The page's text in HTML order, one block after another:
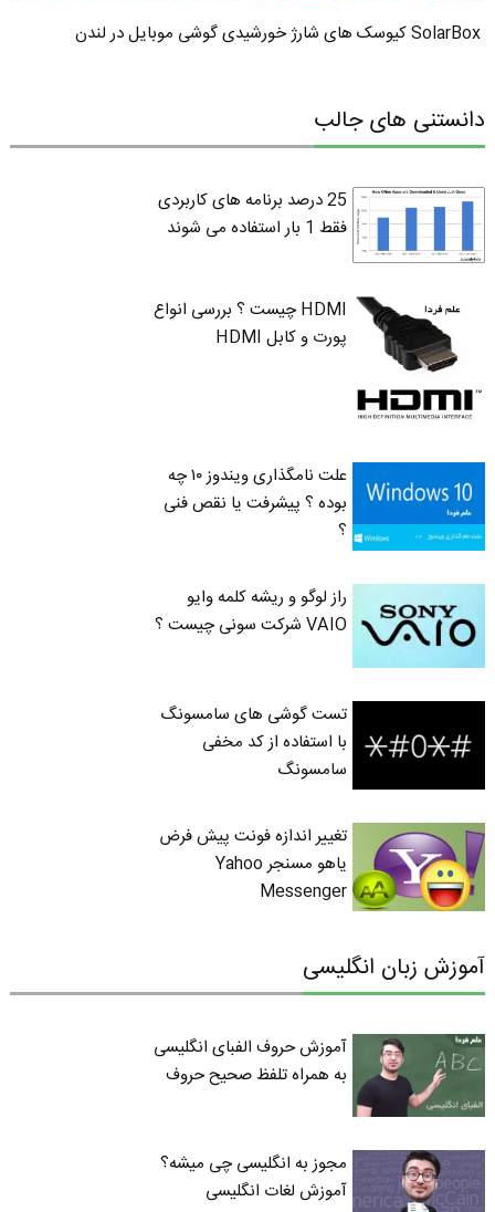
SolarBox کیوسک های شارژ خورشیدی گوشی موبایل در لندن
دانستنی های جالب
25 درصد برنامه های کاربردی
فقط 1 بار استفاده می شوند
HDMI چیست ؟ بررسی انواع
پورت و کابل HDMI
علت نامگذاری ویندوز ۱۰ چه
بوده ؟ پیشرفت یا نقص فنی
؟
راز لوگو و ریشه کلمه وایو
VAIO شرکت سونی چیست ؟
تست گوشی های سامسونگ
با استفاده از کد مخفی
سامسونگ
تغییر اندازه فونت پیش فرض
یاهو مسنجر Yahoo
Messenger
آموزش زبان انگلیسی
آموزش حروف الفبای انگلیسی
به همراه تلفظ صحیح حروف
مجوز به انگلیسی چی میشه؟
آموزش لغات انگلیسی